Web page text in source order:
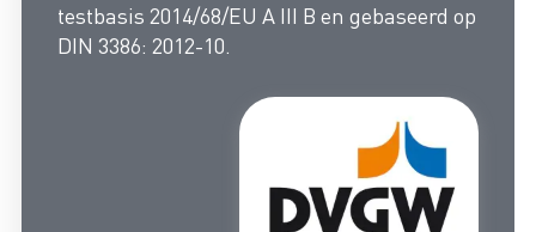
testbasis 2014/68/EU A III B en gebaseerd op
DIN 3386: 2012-10.